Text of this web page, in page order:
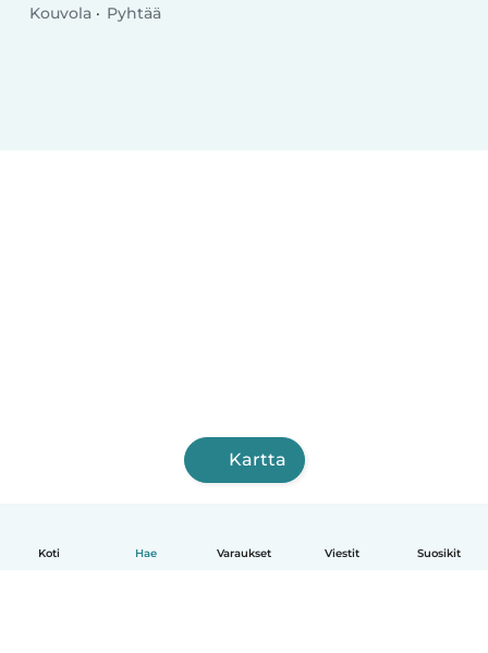
Koti Hae Varaukset Viestit Suosikit
Kouvola Pyhtää
Kartta